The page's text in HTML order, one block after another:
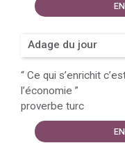
Adage du jour
“ Ce qui s’enrichit
l’économie ”
proverbe turc